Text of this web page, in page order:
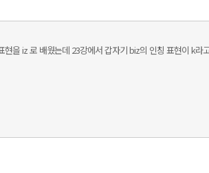
현을 iz 로 배웠는데 23강에서 갑자기 biz의 인칭 표현이 k